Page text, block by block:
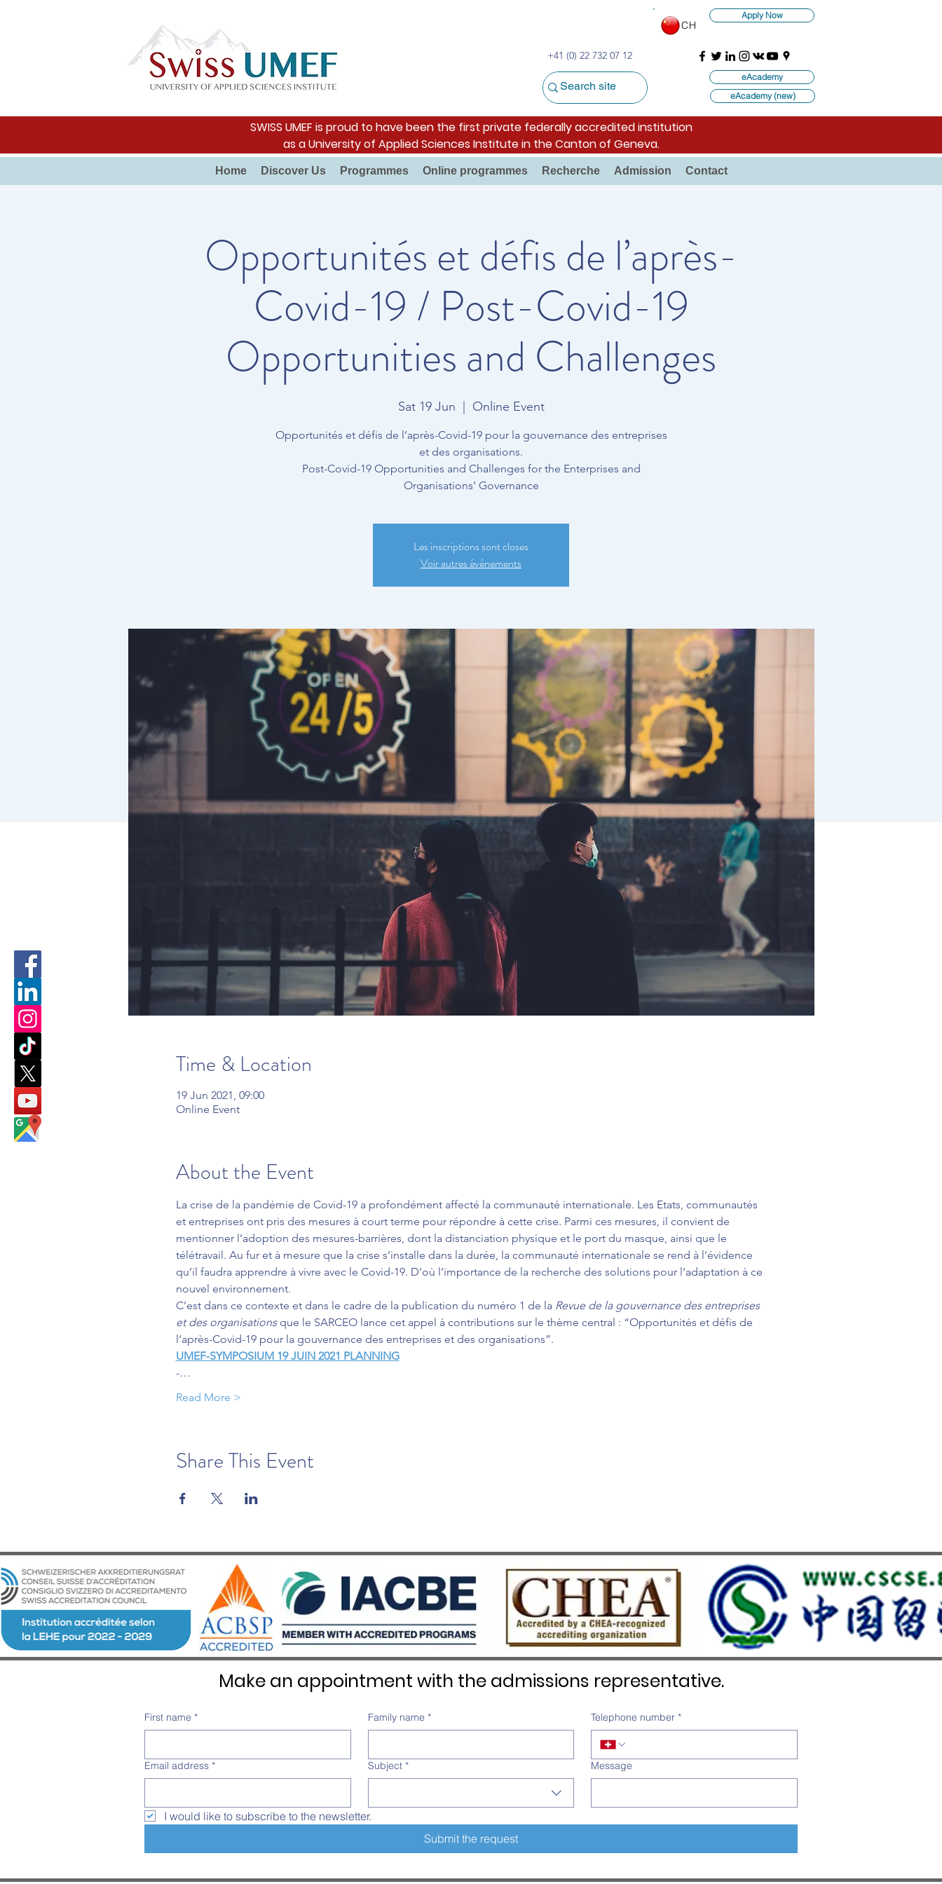
+41 (0) 22 732 07 12
CH
Apply Now
eAcademy
eAcademy (new)
SWISS UMEF is proud to have been the first private federally accredited institution
as a University of Applied Sciences Institute in the Canton of Geneva.
Home Discover Us Programmes Online programmes Recherche Admission Contact
Opportunités et défis de l’après-
Covid-19 / Post-Covid-19
Opportunities and Challenges
Sat 19 Jun Online Event
Opportunités et défis de l’après-Covid-19 pour la gouvernance des entreprises
et des organisations.
Post-Covid-19 Opportunities and Challenges for the Enterprises and
Organisations’ Governance
Les inscriptions sont closes
Voir autres événements
Time & Location
19 Jun 2021, 09:00
Online Event
About the Event
La crise de la pandémie de Covid-19 a profondément affecté la communauté internationale. Les Etats, communautés
et entreprises ont pris des mesures à court terme pour répondre à cette crise. Parmi ces mesures, il convient de
mentionner l’adoption des mesures-barrières, dont la distanciation physique et le port du masque, ainsi que le
télétravail. Au fur et à mesure que la crise s’installe dans la durée, la communauté internationale se rend à l’évidence
qu’il faudra apprendre à vivre avec le Covid-19. D’où l’importance de la recherche des solutions pour l’adaptation à ce
nouvel environnement.
C’est dans ce contexte et dans le cadre de la publication du numéro 1 de la Revue de la gouvernance des entreprises
et des organisations que le SARCEO lance cet appel à contributions sur le thème central : “Opportunités et défis de
l’après-Covid-19 pour la gouvernance des entreprises et des organisations”.
UMEF-SYMPOSIUM 19 JUIN 2021 PLANNING
-…
Read More >
Share This Event
Make an appointment with the admissions representative.
First name * Family name * Telephone number *
Email address * Subject * Message
I would like to subscribe to the newsletter.
Submit the request